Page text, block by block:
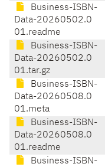
Business-ISBN-
Data-20260502.0
01.readme
Business-ISBN-
Data-20260502.0
01.tar.gz
Business-ISBN-
Data-20260508.0
01.meta
Business-ISBN-
Data-20260508.0
01.readme
Business-ISBN-